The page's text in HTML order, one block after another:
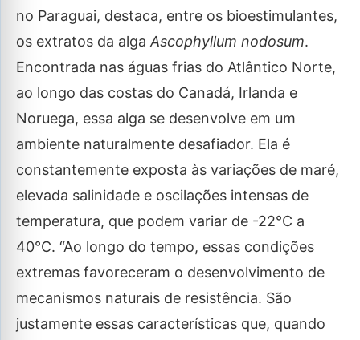
no Paraguai, destaca, entre os bioestimulantes,
os extratos da algaAscophyllum nodosum.
Encontrada nas águas frias do Atlântico Norte,
ao longo das costas do Canadá, Irlanda e
Noruega, essa alga se desenvolve em um
ambiente naturalmente desafiador. Ela é
constantemente exposta às variações de maré,
elevada salinidade e oscilações intensas de
temperatura, que podem variar de -22°C a
40°C. “Ao longo do tempo, essas condições
extremas favoreceram o desenvolvimento de
mecanismos naturais de resistência. São
justamente essas características que, quando